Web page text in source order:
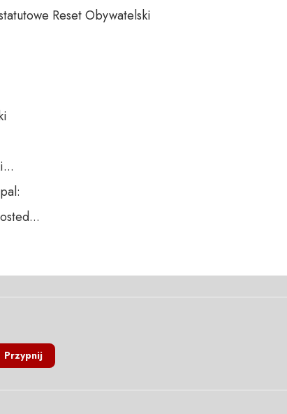
Reset Obywatelski
Przypnij